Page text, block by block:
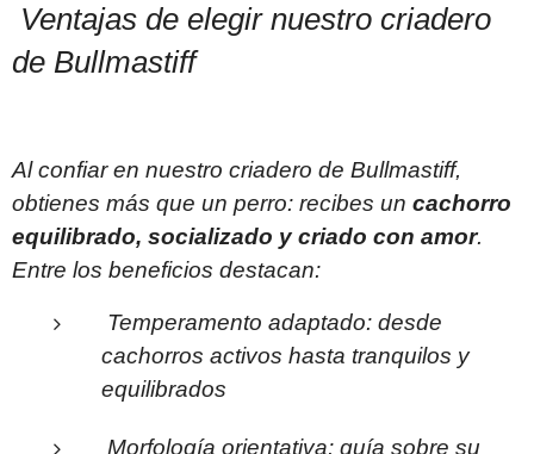
Ventajas de elegir nuestro criadero
de Bullmastiff
Al confiar en nuestro criadero de Bullmastiff,
obtienes más que un perro: recibes un cachorro
equilibrado, socializado y criado con amor.
Entre los beneficios destacan:
Temperamento adaptado: desde
cachorros activos hasta tranquilos y
equilibrados
Morfología orientativa: guía sobre su